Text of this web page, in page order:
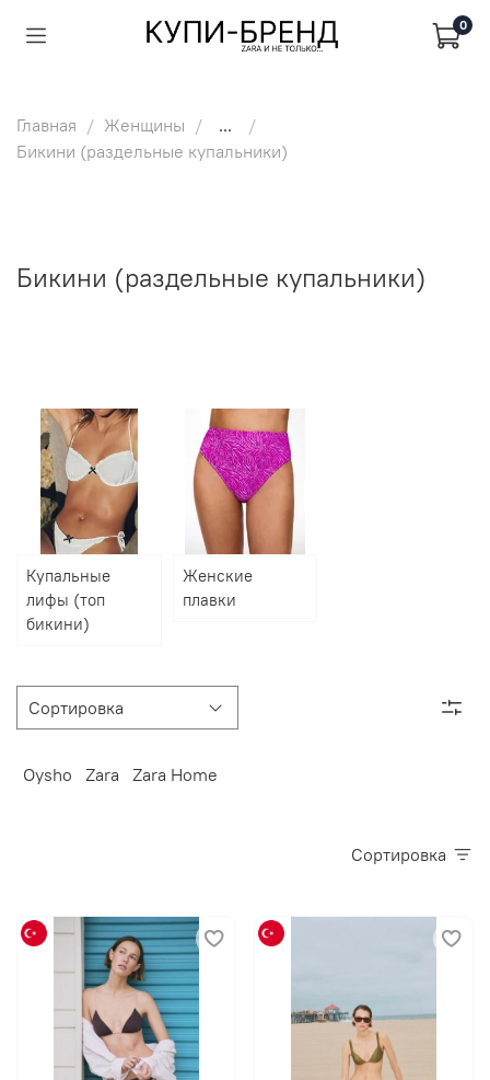
0
Главная Женщины
...
Бикини (раздельные купальники)
Бикини (раздельные купальники)
Купальные
лифы (топ
бикини)
Женские
плавки
Oysho Zara Zara Home
Сортировка